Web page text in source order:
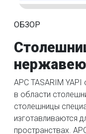
ОБЗОР
APC TASARIM
в области
столешницы
изготавливаются
пространствах.